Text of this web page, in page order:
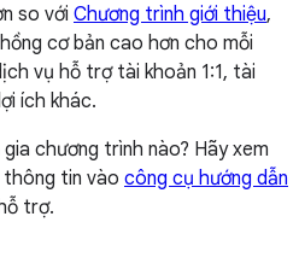
so với Chương trình giới thiệu,
cơ bản cao hơn cho mỗi
vụ hỗ trợ tài khoản 1:1, tài
ích khác.
chương trình nào? Hãy xem
tin vào công cụ hướng dẫn
trợ.